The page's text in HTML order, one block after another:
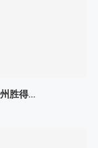
胜得...